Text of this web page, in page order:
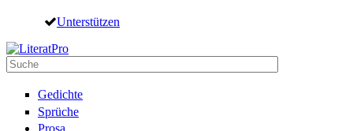
Direkt zum Inhalt
Unterstützen
Suche
Gedichte
Sprüche
Prosa